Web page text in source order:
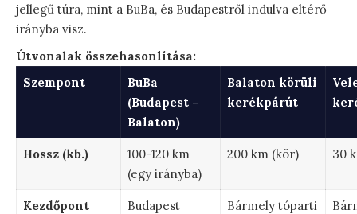
jellegű túra, mint a BuBa, és Budapestről indulva eltérő
irányba visz.
Útvonalak összehasonlítása:
Szempont
BuBa
(Budapest –
Balaton)
Balaton körüli
kerékpárút
Hossz (kb.)
100-120 km
(egy irányba)
200 km (kör) 30
Kezdőpont Budapest
Bármely tóparti